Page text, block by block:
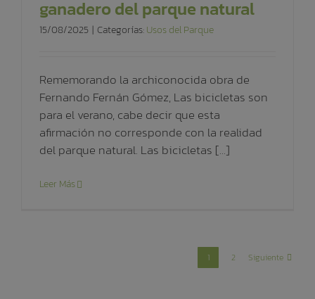
ganadero del parque natural
15/08/2025 | Categorías:Usos del Parque
Rememorando la archiconocida obra de
Fernando Fernán Gómez, Las bicicletas son
para el verano, cabe decir que esta
afirmación no corresponde con la realidad
del parque natural. Las bicicletas [...]
Leer Más
1 2 Siguiente